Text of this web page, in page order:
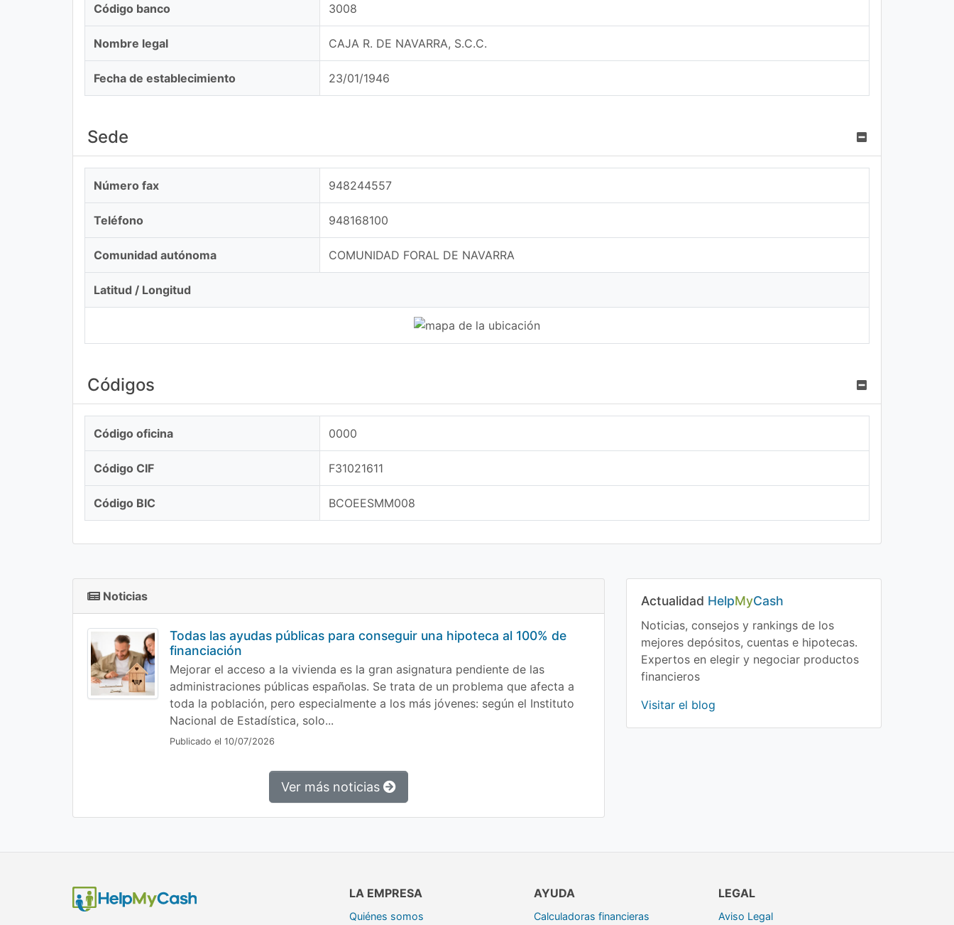
Código banco 3008
Nombre legal CAJA R. DE NAVARRA, S.C.C.
Fecha de establecimiento 23/01/1946
Sede
Número fax 948244557
Teléfono 948168100
Comunidad autónoma COMUNIDAD FORAL DE NAVARRA
Latitud / Longitud
Códigos
Código oficina 0000
Código CIF F31021611
Código BIC BCOEESMM008
Actualidad HelpMyCash
Noticias, consejos y rankings de los
mejores depósitos, cuentas e hipotecas.
Expertos en elegir y negociar productos
financieros
Visitar el blog
Noticias
Todas las ayudas públicas para conseguir una hipoteca al 100% de
financiación
Mejorar el acceso a la vivienda es la gran asignatura pendiente de las
administraciones públicas españolas. Se trata de un problema que afecta a
toda la población, pero especialmente a los más jóvenes: según el Instituto
Nacional de Estadística, solo...
Publicado el 10/07/2026
Ver más noticias
LA EMPRESA
Quiénes somos
AYUDA
Calculadoras financieras
LEGAL
Aviso Legal